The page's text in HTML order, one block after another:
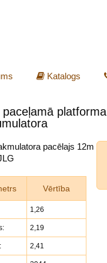
Katalogs
paceļamā platforma
pacēlajs 12m
Vērtība
1,26
2,19
2,41